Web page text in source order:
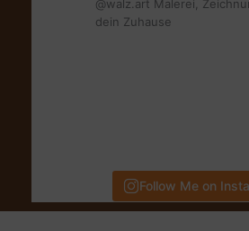
@walz.art Malerei,
dein Zuhause
Follow Me on